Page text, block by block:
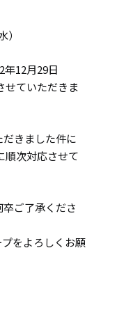
12月29日
せていただきま
きました件に
順次対応させて
ご了承くださ
をよろしくお願